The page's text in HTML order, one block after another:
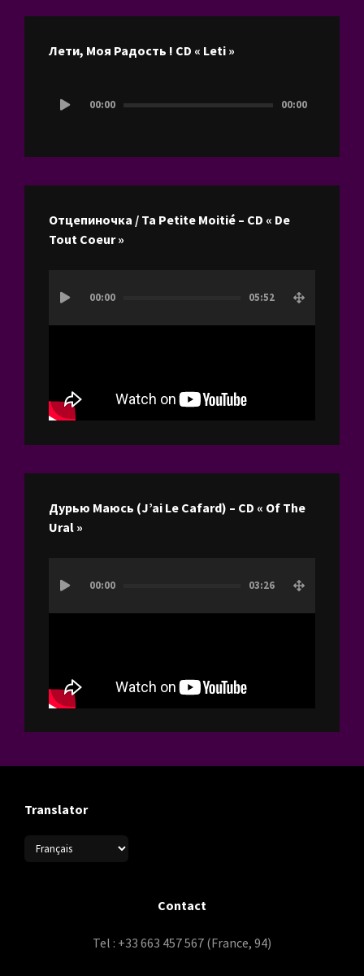
Лети, Моя Радость ! CD « Leti »
audio
00:00 00:00
Отцепиночка / Ta Petite Moitié – CD « De
Tout Coeur »
vidéo
00:00 05:52
Дурью Маюсь (J’ai Le Cafard) – CD « Of The
Ural »
vidéo
00:00 03:26
Translator
Contact
Tel : +33 663 457 567 (France, 94)